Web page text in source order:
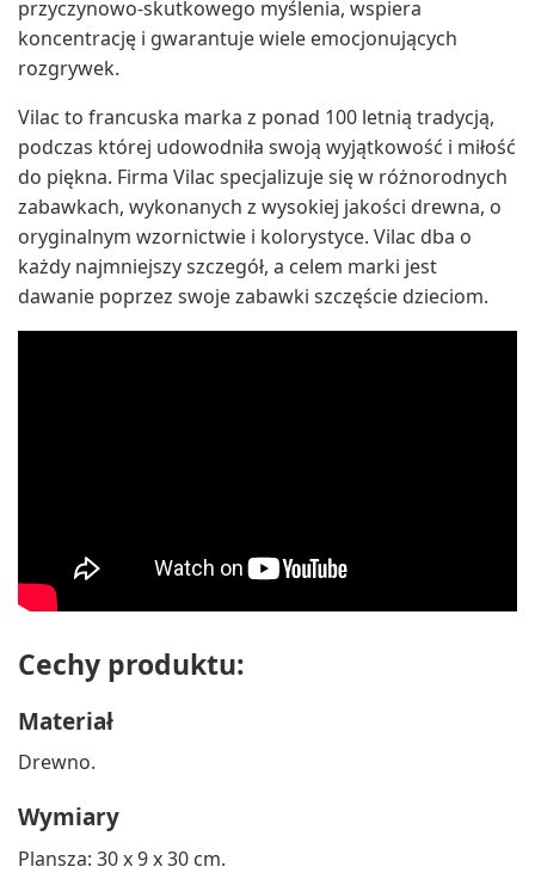
przyczynowo-skutkowego myślenia, wspiera
koncentrację i gwarantuje wiele emocjonujących
rozgrywek.
Vilac to francuska marka z ponad 100 letnią tradycją,
podczas której udowodniła swoją wyjątkowość i miłość
do piękna. Firma Vilac specjalizuje się w różnorodnych
zabawkach, wykonanych z wysokiej jakości drewna, o
oryginalnym wzornictwie i kolorystyce. Vilac dba o
każdy najmniejszy szczegół, a celem marki jest
dawanie poprzez swoje zabawki szczęście dzieciom.
Cechy produktu:
Materiał
Drewno.
Wymiary
Plansza: 30 x 9 x 30 cm.